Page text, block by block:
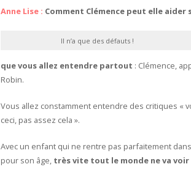
Anne Lise : Comment Clémence peut elle
Il n’a que des défauts !
que vous allez entendre partout : Clémence,
Robin.
Vous allez constamment entendre des critiques «
ceci, pas assez cela ».
Avec un enfant qui ne rentre pas parfaitement
pour son âge, très vite tout le monde ne va